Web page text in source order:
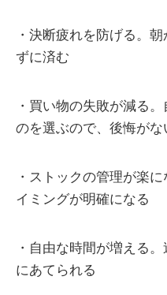
・決断疲れを防げる。
ずに済む
・買い物の失敗が減る
のを選ぶので、後悔がな
・ストックの管理が楽
イミングが明確になる
・自由な時間が増える
にあてられる